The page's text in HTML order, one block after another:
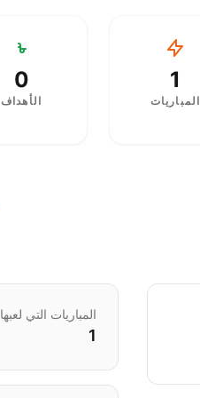
1
المباريات
0
الأهداف
المباريات التي لعبها
1